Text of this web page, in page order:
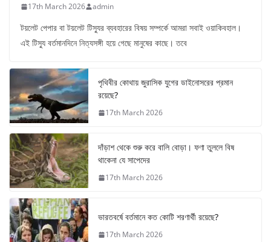
17th March 2026 admin
টয়লেট পেপার বা টয়লেট টিস্যুর ব্যবহারের বিষয় সম্পর্কে আমরা সবাই ওয়াকিবহাল।
এই টিস্যু বর্তমানদিনে নিত্যসঙ্গী হয়ে গেছে মানুষের কাছে। তবে
পৃথিবীর কোথায় জুরাসিক যুগের ডাইনোসরের প্রমান
রয়েছে?
17th March 2026
দাঁড়াশ থেকে শুরু করে বালি বোড়া। ফণা তুললে বিষ
থাকেনা যে সাপেদের
17th March 2026
ভারতবর্ষে বর্তমানে কত কোটি শরণার্থী রয়েছে?
17th March 2026